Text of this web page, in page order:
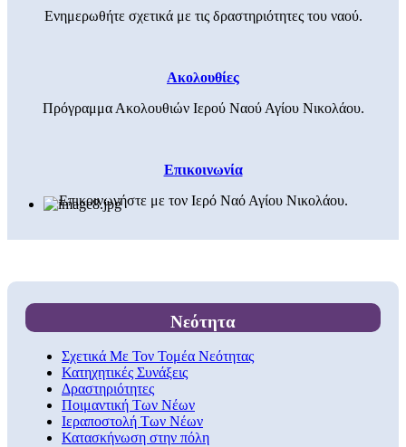
Ενημερωθήτε σχετικά με τις δραστηριότητες του ναού.
Ακολουθίες
Πρόγραμμα Ακολουθιών Ιερού Ναού Αγίου Νικολάου.
Επικοινωνία
Επικοινωνήστε με τον Ιερό Ναό Αγίου Νικολάου.
Νεότητα
Σχετικά Με Τον Τομέα Νεότητας
Κατηχητικές Συνάξεις
Δραστηριότητες
Ποιμαντική Των Νέων
Ιεραποστολή Των Νέων
Κατασκήνωση στην πόλη